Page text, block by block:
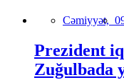
Cəmiyyət,
Prezident
Zuğulbada